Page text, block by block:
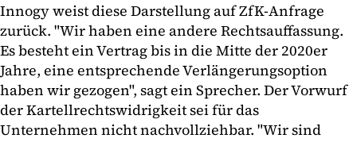
Innogy weist diese Darstellung auf ZfK-Anfrage
zurück. "Wir haben eine andere Rechtsauffassung.
Es besteht ein Vertrag bis in die Mitte der 2020er
Jahre, eine entsprechende Verlängerungsoption
haben wir gezogen", sagt ein Sprecher. Der Vorwurf
der Kartellrechtswidrigkeit sei für das
Unternehmen nicht nachvollziehbar. "Wir sind